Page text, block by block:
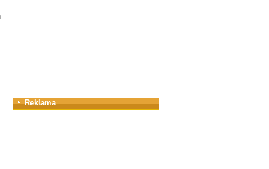
Reklama